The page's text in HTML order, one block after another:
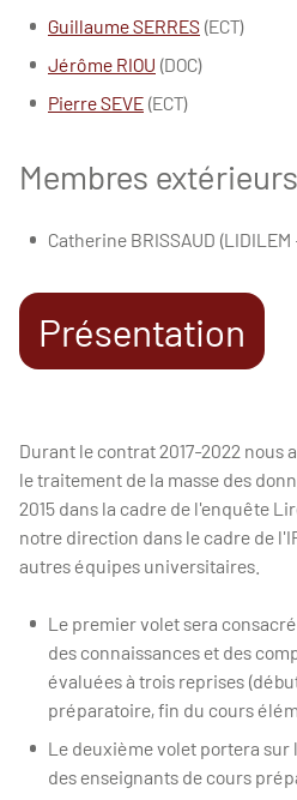
Guillaume SERRES (ECT)
Jérôme RIOU (DOC)
Pierre SEVE (ECT)
Membres extérieurs
Catherine BRISSAUD
Présentation
Durant le contrat 2017-2022
le traitement de la masse des
2015 dans la cadre de l'enquête
notre direction dans le cadre de
autres équipes universitaires.
Le premier volet sera
des connaissances et des
évaluées à trois reprises
préparatoire, fin du cours
Le deuxième volet portera
des enseignants de cours